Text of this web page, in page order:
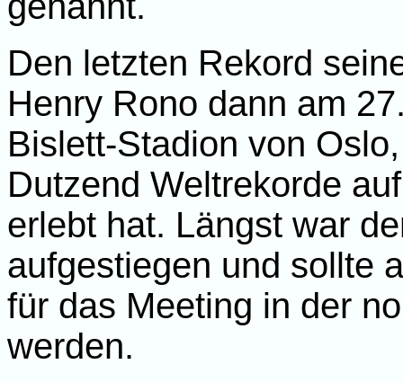
Den letzten Rekord
Henry Rono dann am
Bislett-Stadion von
Dutzend Weltrekorde
erlebt hat. Längst war
aufgestiegen und sollte
für das Meeting in der
werden.